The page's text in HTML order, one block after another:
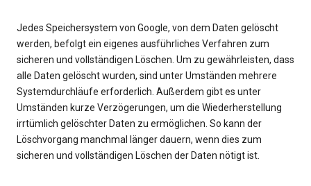
Jedes Speichersystem von Google, von dem Daten gelöscht
werden, befolgt ein eigenes ausführliches Verfahren zum
sicheren und vollständigen Löschen. Um zu gewährleisten, dass
alle Daten gelöscht wurden, sind unter Umständen mehrere
Systemdurchläufe erforderlich. Außerdem gibt es unter
Umständen kurze Verzögerungen, um die Wiederherstellung
irrtümlich gelöschter Daten zu ermöglichen. So kann der
Löschvorgang manchmal länger dauern, wenn dies zum
sicheren und vollständigen Löschen der Daten nötigt ist.